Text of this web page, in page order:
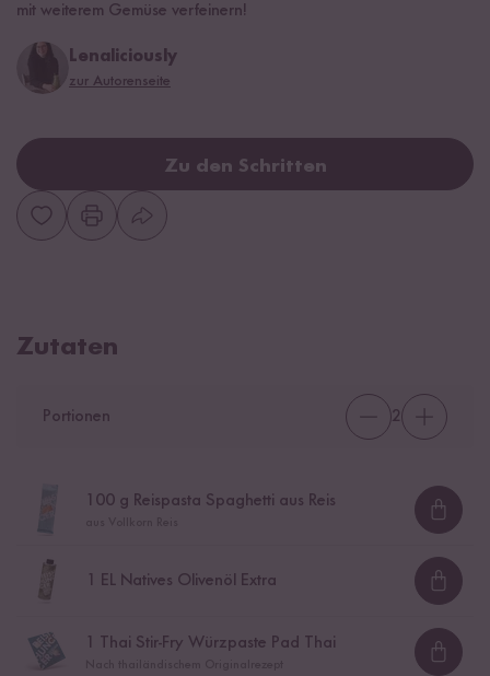
mit weiterem Gemüse verfeinern!
Lenaliciously
zur Autorenseite
Zu den Schritten
Zutaten
Portionen 2
100 g Reispasta Spaghetti aus Reis
EL Natives Olivenöl Extra
Thai Stir-Fry Würzpaste Pad Thai